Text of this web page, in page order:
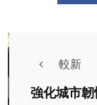
較新
強化城市